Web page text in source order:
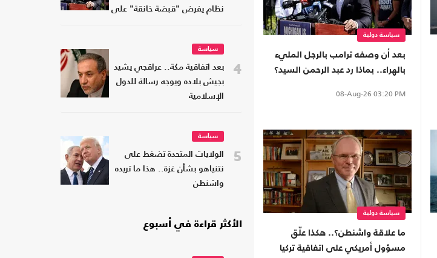
سياسة دولية
بعد أن وصفه ترامب بالرجل المليء
بالهراء.. بماذا رد عبد الرحمن السيد؟
08-Aug-26 03:20 PM
سياسة دولية
ما علاقة واشنطن؟.. هكذا علّق
مسؤول أمريكي على اتفاقية تركيا
نظام يفرض "قبضة خانقة" على
4
سياسة
بعد اتفاقية مكة.. عراقجي يشيد
بجيش بلاده ويوجه رسالة للدول
الإسلامية
5
سياسة
الولايات المتحدة تضغط على
نتنياهو بشأن غزة.. هذا ما تريده
واشنطن
الأكثر قراءة في أسبوع